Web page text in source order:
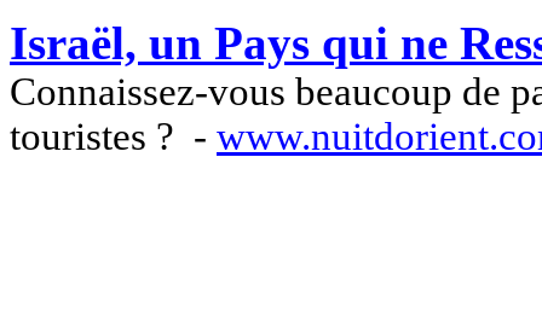
Israël, un Pays qui ne
Connaissez-vous beaucoup de
touristes ? -